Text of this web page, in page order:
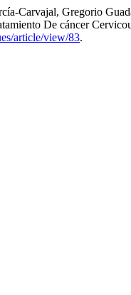
Carvajal, Gregorio
De cáncer
article/view/83.